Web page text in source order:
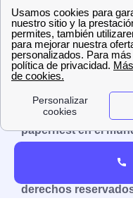
Vodafone Madrid
Vodafone Murcia
Vodafone Valencia
Sobre Zona-
¿Quiénes somos?
El grupo papernest
Aviso legal
papernest en el
derechos